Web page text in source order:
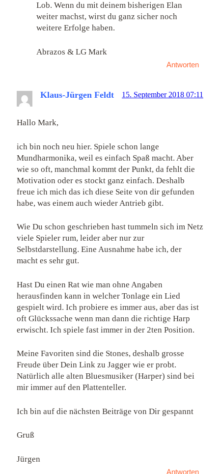
Lob. Wenn du mit deinem bisherigen Elan
weiter machst, wirst du ganz sicher noch
weitere Erfolge haben.
Abrazos & LG Mark
Antworten
Klaus-Jürgen Feldt 15. September 2018 07:11
Hallo Mark,
ich bin noch neu hier. Spiele schon lange
Mundharmonika, weil es einfach Spaß macht. Aber
wie so oft, manchmal kommt der Punkt, da fehlt die
Motivation oder es stockt ganz einfach. Deshalb
freue ich mich das ich diese Seite von dir gefunden
habe, was einem auch wieder Antrieb gibt.
Wie Du schon geschrieben hast tummeln sich im Netz
viele Spieler rum, leider aber nur zur
Selbstdarstellung. Eine Ausnahme habe ich, der
macht es sehr gut.
Hast Du einen Rat wie man ohne Angaben
herausfinden kann in welcher Tonlage ein Lied
gespielt wird. Ich probiere es immer aus, aber das ist
oft Glückssache wenn man dann die richtige Harp
erwischt. Ich spiele fast immer in der 2ten Position.
Meine Favoriten sind die Stones, deshalb grosse
Freude über Dein Link zu Jagger wie er probt.
Natürlich alle alten Bluesmusiker (Harper) sind bei
mir immer auf den Plattenteller.
Ich bin auf die nächsten Beiträge von Dir gespannt
Gruß
Jürgen
Antworten